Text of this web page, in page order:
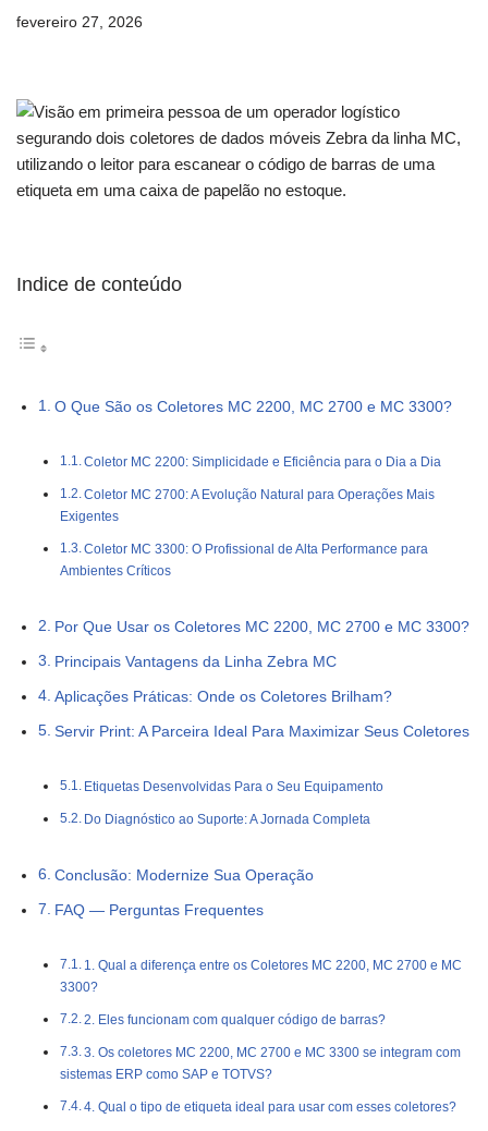
fevereiro 27, 2026
Indice de conteúdo
O Que São os Coletores MC 2200, MC 2700 e MC 3300?
Coletor MC 2200: Simplicidade e Eficiência para o Dia a Dia
Coletor MC 2700: A Evolução Natural para Operações Mais
Exigentes
Coletor MC 3300: O Profissional de Alta Performance para
Ambientes Críticos
Por Que Usar os Coletores MC 2200, MC 2700 e MC 3300?
Principais Vantagens da Linha Zebra MC
Aplicações Práticas: Onde os Coletores Brilham?
Servir Print: A Parceira Ideal Para Maximizar Seus Coletores
Etiquetas Desenvolvidas Para o Seu Equipamento
Do Diagnóstico ao Suporte: A Jornada Completa
Conclusão: Modernize Sua Operação
FAQ — Perguntas Frequentes
1. Qual a diferença entre os Coletores MC 2200, MC 2700 e MC
3300?
2. Eles funcionam com qualquer código de barras?
3. Os coletores MC 2200, MC 2700 e MC 3300 se integram com
sistemas ERP como SAP e TOTVS?
4. Qual o tipo de etiqueta ideal para usar com esses coletores?